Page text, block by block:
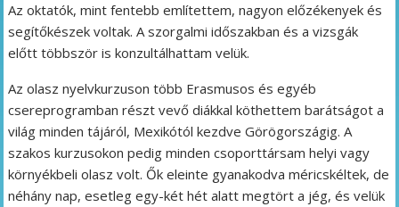
Az oktatók, mint fentebb említettem, nagyon előzékenyek és
segítőkészek voltak. A szorgalmi időszakban és a vizsgák
előtt többször is konzultálhattam velük.
Az olasz nyelvkurzuson több Erasmusos és egyéb
csereprogramban részt vevő diákkal köthettem barátságot a
világ minden tájáról, Mexikótól kezdve Görögországig. A
szakos kurzusokon pedig minden csoporttársam helyi vagy
környékbeli olasz volt. Ők eleinte gyanakodva méricskéltek, de
néhány nap, esetleg egy-két hét alatt megtört a jég, és velük